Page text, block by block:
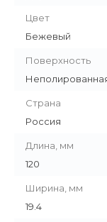
Цвет
Бежевый
Поверхность
Страна
Россия
Длина, мм
120
Ширина, мм
19.4